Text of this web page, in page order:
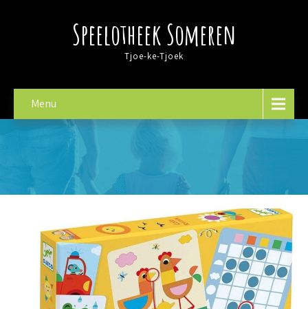
Speelotheek Someren
Tjoe-ke-Tjoek
Menu